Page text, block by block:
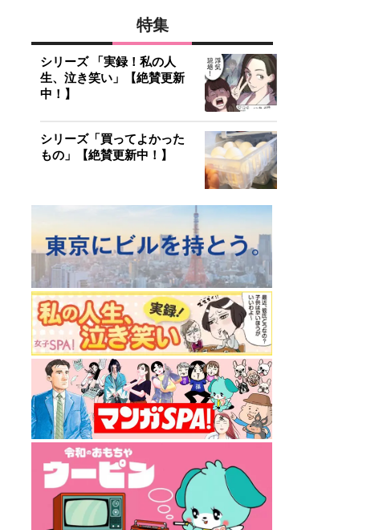
特集
シリーズ 「実録！私の人
生、泣き笑い」【絶賛更新
中！】
シリーズ「買ってよかった
もの」【絶賛更新中！】